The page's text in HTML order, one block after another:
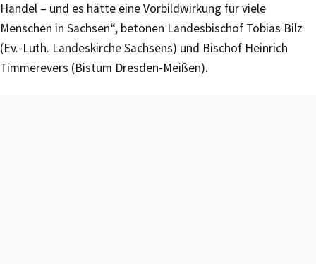
Handel – und es hätte eine Vorbildwirkung für viele
Menschen in Sachsen“, betonen Landesbischof Tobias Bilz
(Ev.-Luth. Landeskirche Sachsens) und Bischof Heinrich
Timmerevers (Bistum Dresden-Meißen).